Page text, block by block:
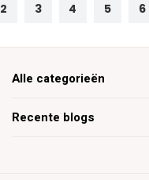
2 3 4 5 6
Recente blogs
Alle categorieën